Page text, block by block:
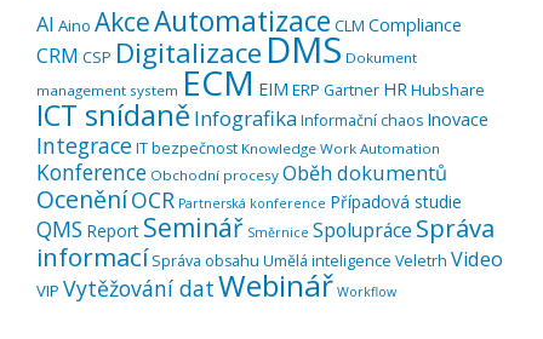
AI Aino AkceAutomatizace CLM Compliance
CRM CSP Digitalizace DMS Dokument
management system ECM EIM ERP Gartner HR Hubshare
ICT snídaně InfografikaInformační chaos Inovace
IntegraceIT bezpečnost Knowledge Work Automation
Konference Obchodní procesy Oběh dokumentů
OceněníOCR Partnerská konference Případová studie
QMS Report Seminář Směrnice Spolupráce Správa
informací Správa obsahu Umělá inteligence Veletrh Video
VIP Vytěžování datWebinář Workflow